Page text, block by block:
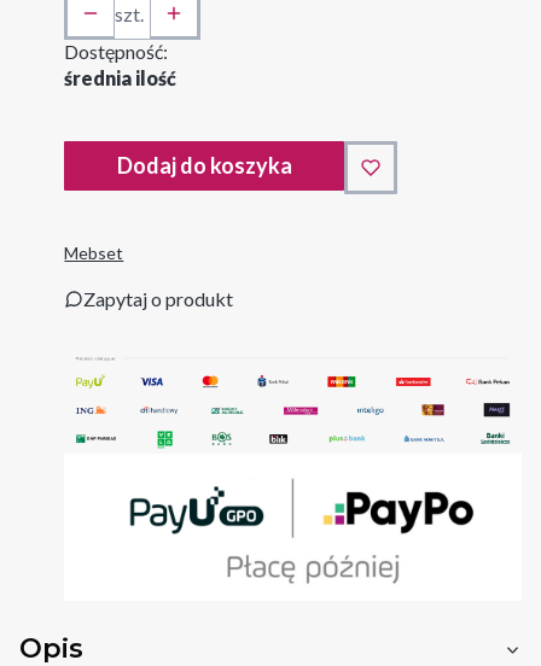
szt.
Dostępność:
średnia ilość
Dodaj do koszyka
Mebset
Zapytaj o produkt
Opis